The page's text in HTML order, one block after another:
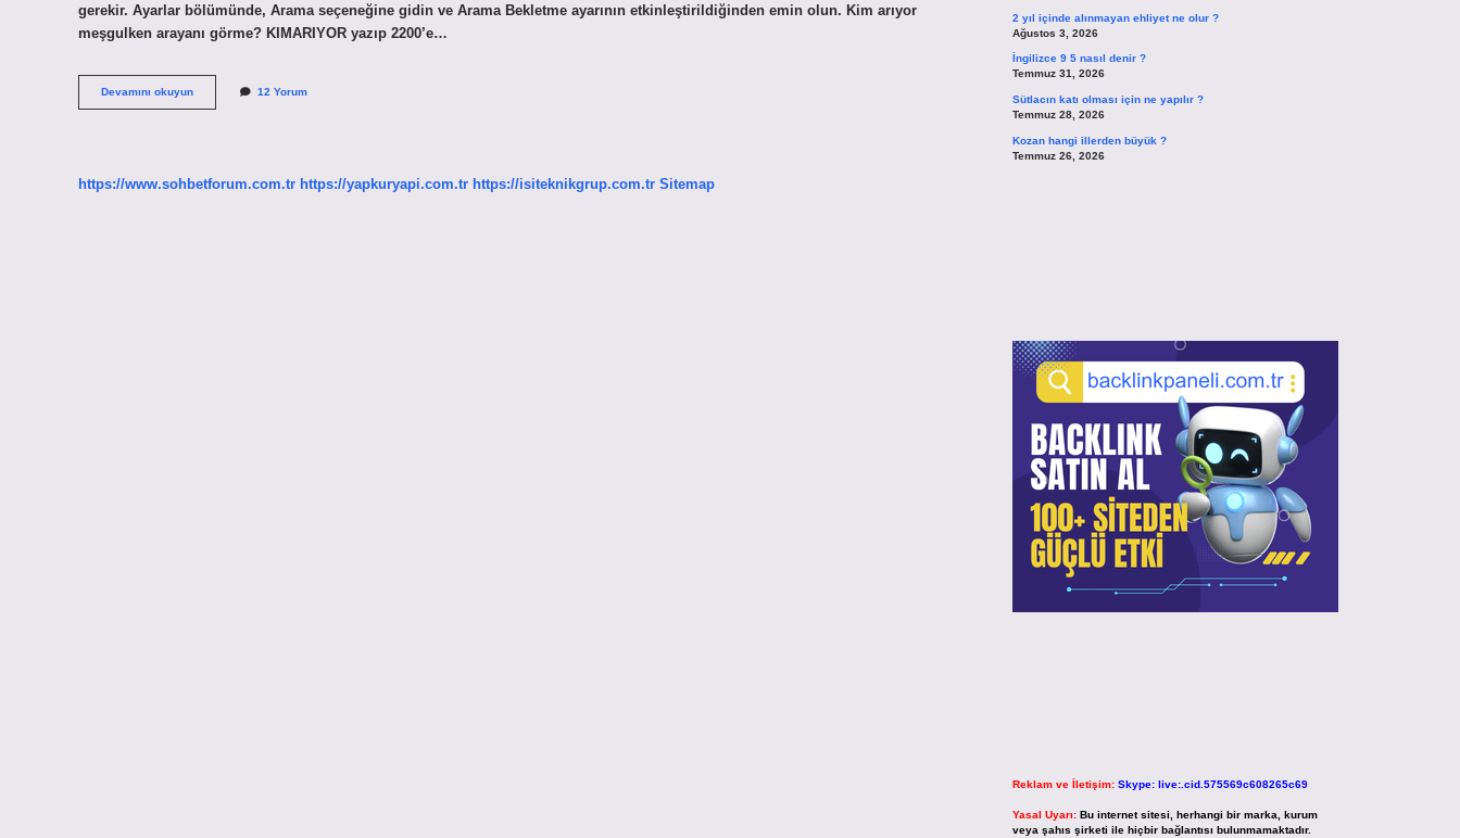
gerekir. Ayarlar bölümünde, Arama seçeneğine gidin ve Arama Bekletme ayarının etkinleştirildiğinden emin olun. Kim arıyor
meşgulken arayanı görme? KIMARIYOR yazıp 2200’e…
Devamını okuyunMeşgulken
Kimin
12 Yorum
https://www.sohbetforum.com.tr https://yapkuryapi.com.tr https://isiteknikgrup.com.tr Sitemap
2 yıl içinde alınmayan ehliyet ne olur ?
Ağustos 3, 2026
İngilizce 9 5 nasıl denir ?
Temmuz 31, 2026
Sütlacın katı olması için ne yapılır ?
Temmuz 28, 2026
Kozan hangi illerden büyük ?
Temmuz 26, 2026
Reklam ve İletişim: Skype: live:.cid.575569c608265c69
Yasal Uyarı: Bu internet sitesi, herhangi bir marka, kurum
veya şahıs şirketi ile hiçbir bağlantısı bulunmamaktadır.